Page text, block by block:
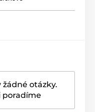
otázky.
poradíme